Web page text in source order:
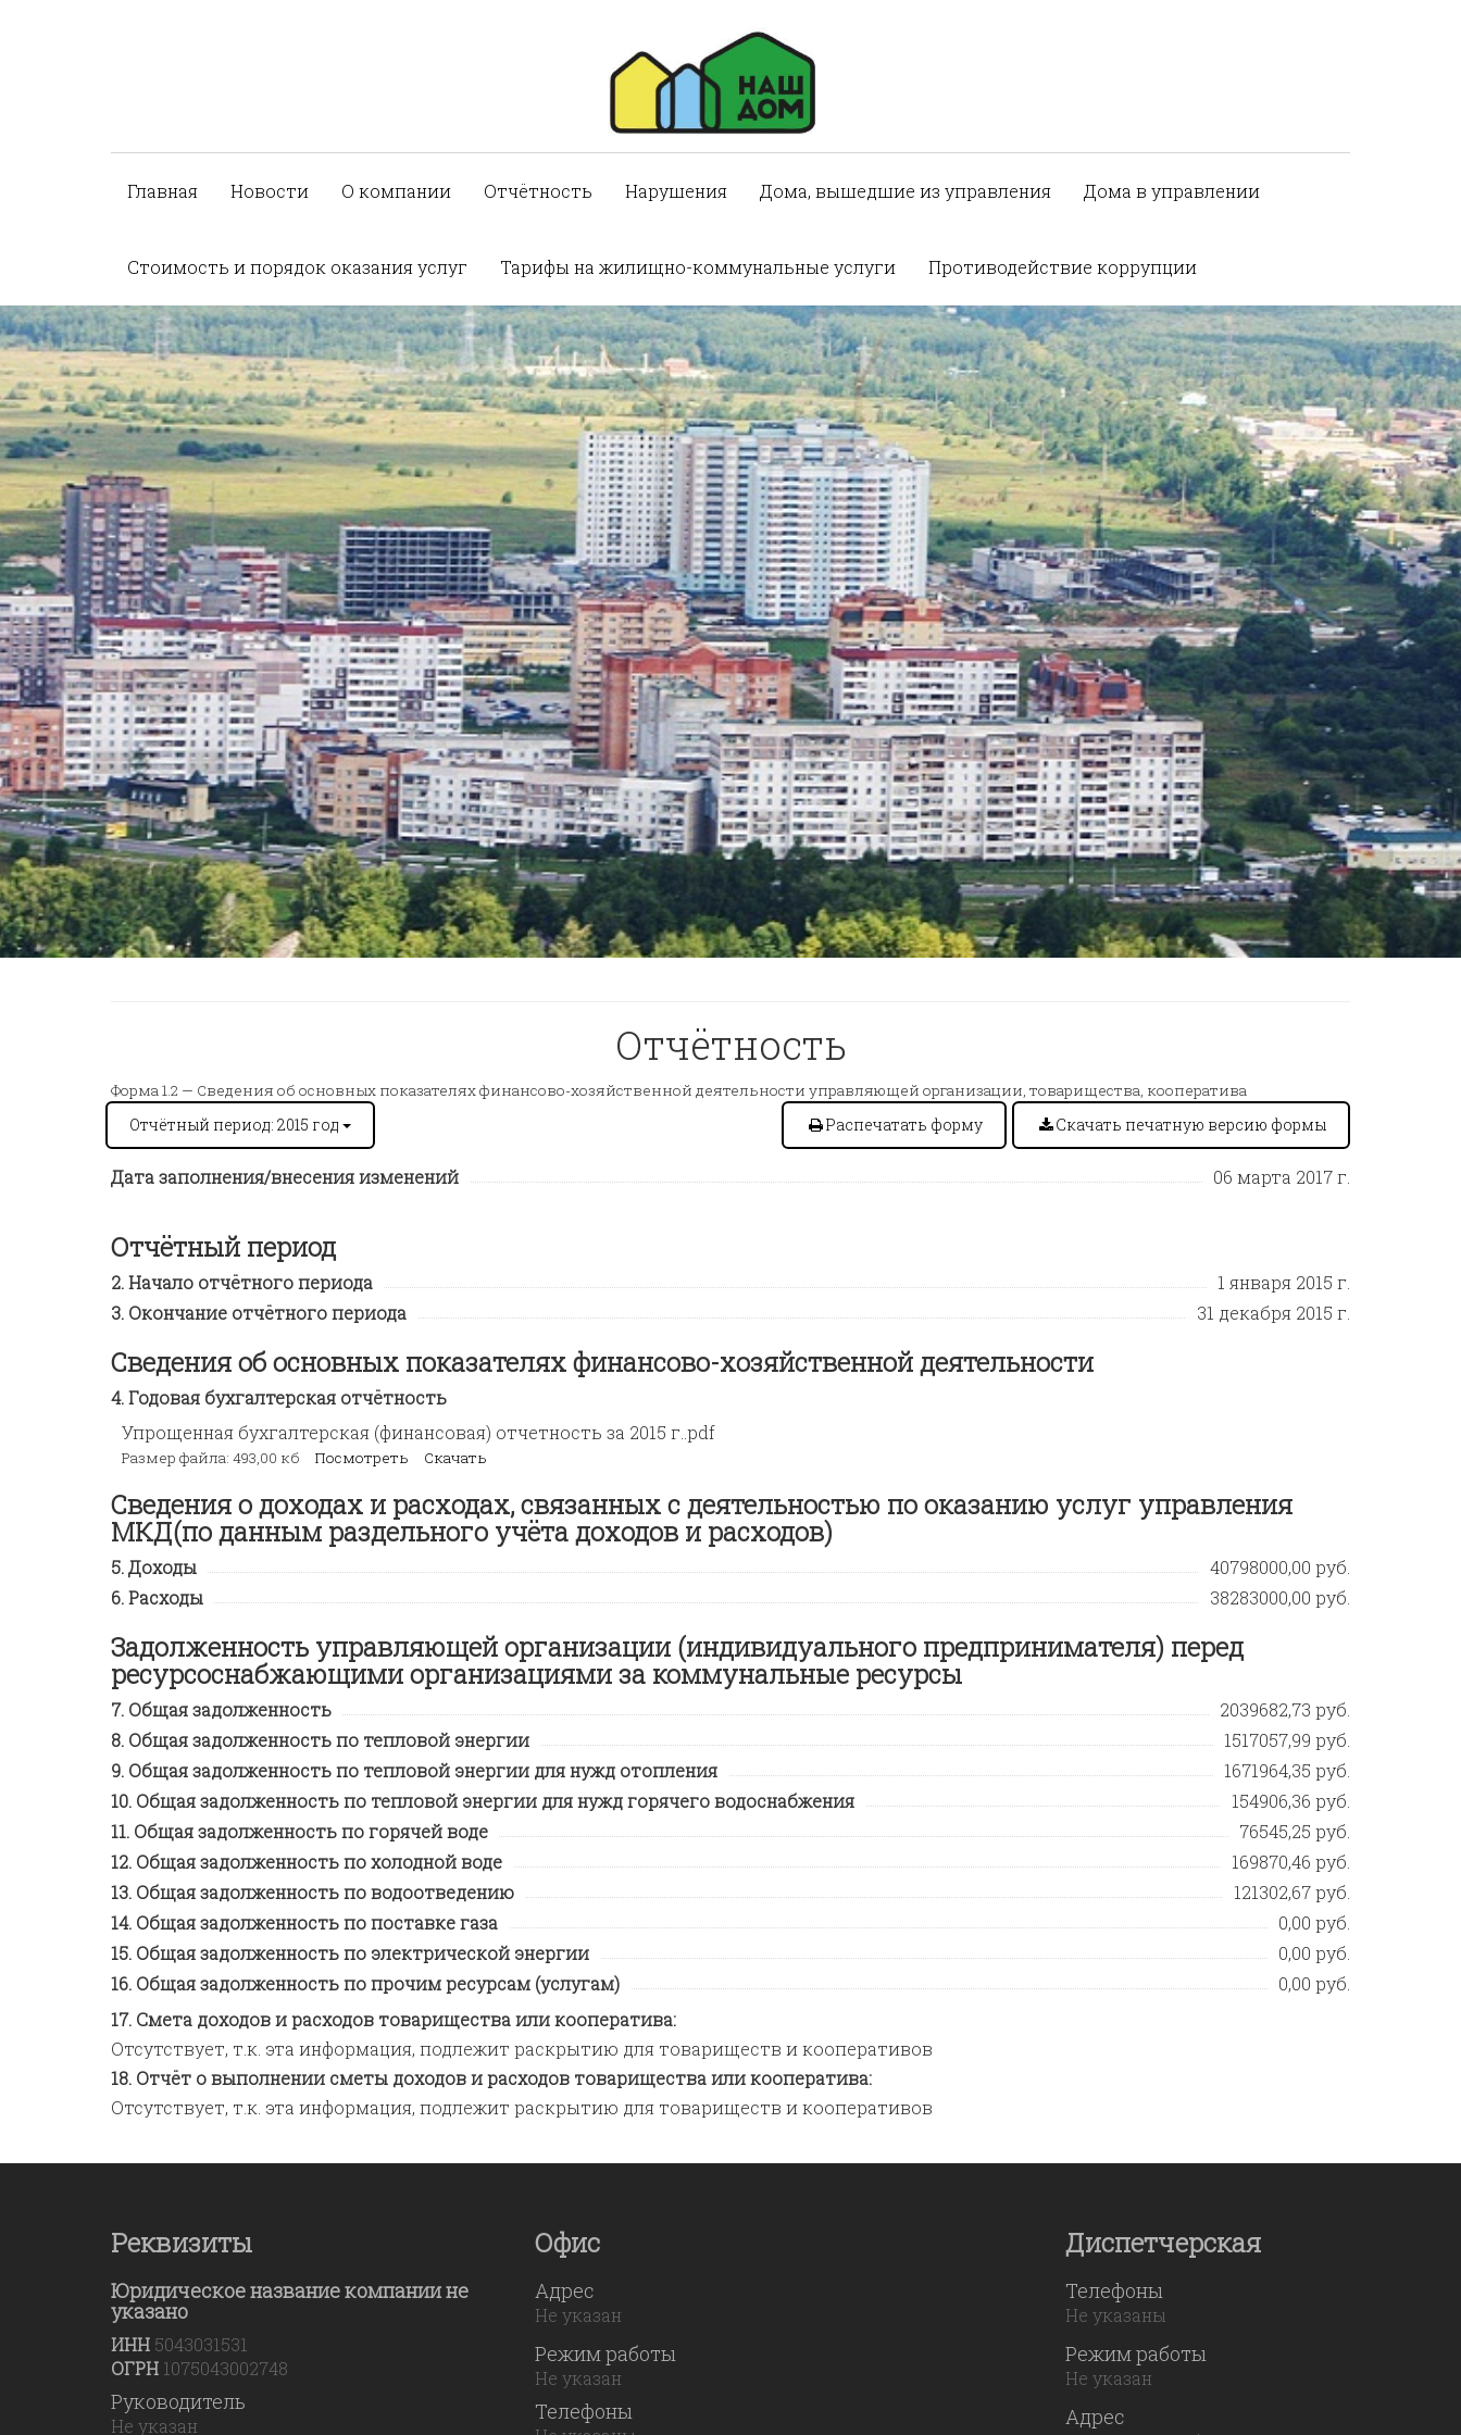
Главная Новости О компании Отчётность Нарушения Дома, вышедшие из управления Дома в управлении
Стоимость и порядок оказания услуг Тарифы на жилищно-коммунальные услуги Противодействие коррупции
Отчётность
Форма 1.2 — Сведения об основных показателях финансово-хозяйственной деятельности управляющей организации, товарищества, кооператива
Отчётный период: 2015 год Распечатать форму Скачать печатную версию формы
Дата заполнения/внесения изменений 06 марта 2017 г.
Отчётный период
Начало отчётного периода
1 января 2015 г.
Окончание отчётного периода
31 декабря 2015 г.
Сведения об основных показателях финансово-хозяйственной деятельности
Годовая бухгалтерская отчётность
Упрощенная бухгалтерская (финансовая) отчетность за 2015 г..pdf
Размер файла: 493,00 кб Посмотреть Скачать
Сведения о доходах и расходах, связанных с деятельностью по оказанию услуг управления
МКД(по данным раздельного учёта доходов и расходов)
Доходы
40798000,00 руб.
Расходы
38283000,00 руб.
Задолженность управляющей организации (индивидуального предпринимателя) перед
ресурсоснабжающими организациями за коммунальные ресурсы
Общая задолженность
2039682,73 руб.
Общая задолженность по тепловой энергии
1517057,99 руб.
Общая задолженность по тепловой энергии для нужд отопления
1671964,35 руб.
Общая задолженность по тепловой энергии для нужд горячего водоснабжения
154906,36 руб.
Общая задолженность по горячей воде
76545,25 руб.
Общая задолженность по холодной воде
169870,46 руб.
Общая задолженность по водоотведению
121302,67 руб.
Общая задолженность по поставке газа
0,00 руб.
Общая задолженность по электрической энергии
0,00 руб.
Общая задолженность по прочим ресурсам (услугам)
0,00 руб.
Смета доходов и расходов товарищества или кооператива:
Отсутствует, т.к. эта информация, подлежит раскрытию для товариществ и кооперативов
Отчёт о выполнении сметы доходов и расходов товарищества или кооператива:
Отсутствует, т.к. эта информация, подлежит раскрытию для товариществ и кооперативов
Реквизиты
Юридическое название компании не
указано
ИНН 5043031531
ОГРН 1075043002748
Руководитель
Не указан
Офис
Адрес
Не указан
Режим работы
Не указан
Телефоны
Диспетчерская
Телефоны
Не указаны
Режим работы
Не указан
Адрес